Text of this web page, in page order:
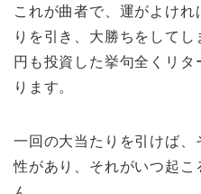
これが曲者で、運がよけ
りを引き、大勝ちをして
円も投資した挙句全くリ
ります。
一回の大当たりを引けば
性があり、それがいつ起